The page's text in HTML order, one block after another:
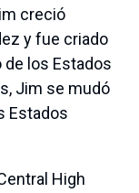
creció
y fue criado
los Estados
Jim se mudó
Estados
High